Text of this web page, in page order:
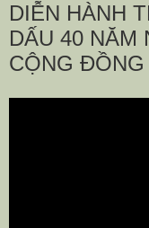
DIỄN HÀNH
DẤU 40 NĂM
CỘNG